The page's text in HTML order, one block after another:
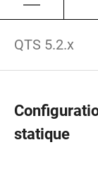
QTS 5.2.x
statique